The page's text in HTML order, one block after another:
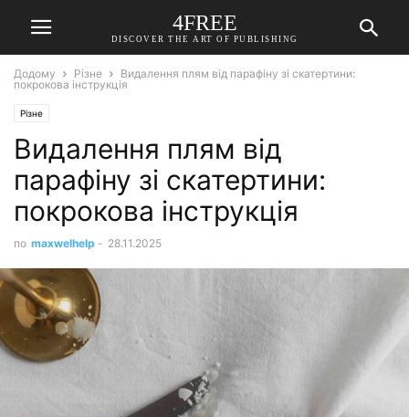
4FREE
DISCOVER THE ART OF PUBLISHING
Додому Різне
Видалення плям від парафіну зі скатертини:
покрокова інструкція
Різне
Видалення плям від
парафіну зі скатертини:
покрокова інструкція
по maxwelhelp - 28.11.2025